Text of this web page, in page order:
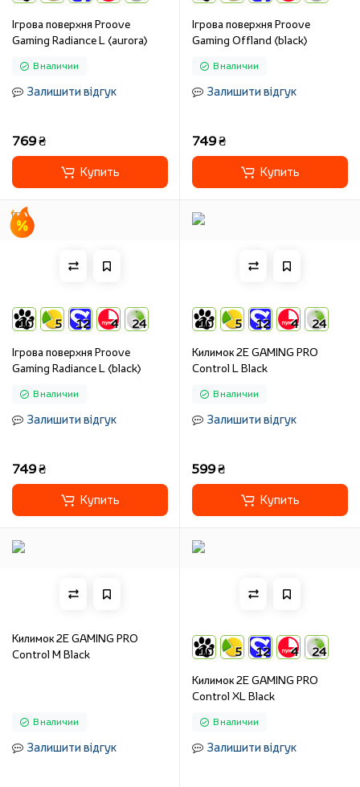
Ігрова поверхня Proove
Gaming Radiance L (aurora)
В наличии
Залишити відгук
769 ₴
Купить
Ігрова поверхня Proove
Gaming Offland (black)
В наличии
Залишити відгук
749 ₴
Купить
10 5 12 4 24
Ігрова поверхня Proove
Gaming Radiance L (black)
В наличии
Залишити відгук
749 ₴
Купить
10 5 12 4 24
Килимок 2E GAMING PRO
Control L Black
В наличии
Залишити відгук
599 ₴
Купить
Килимок 2E GAMING PRO
Control M Black
В наличии
Залишити відгук
10 5 12 4 24
Килимок 2E GAMING PRO
Control XL Black
В наличии
Залишити відгук